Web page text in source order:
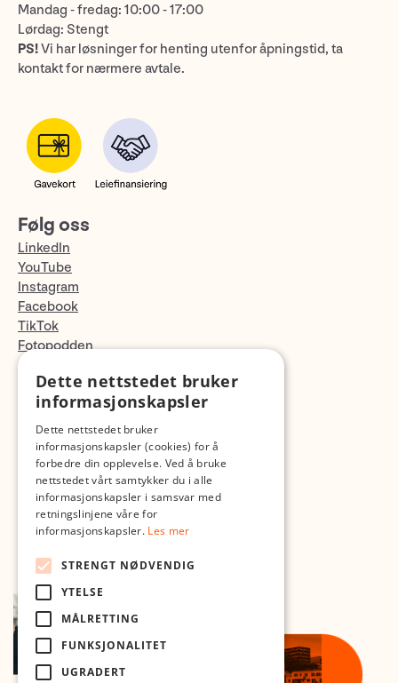
Mandag - fredag: 10:00 - 17:00
Lørdag: Stengt
PS!Vi har løsninger for henting utenfor åpningstid, ta
kontakt for nærmere avtale.
Følg oss
LinkedIn
YouTube
Instagram
Facebook
TikTok
Fotopodden
Med forbehold om skrive- og lagerfeil
Dette nettstedet bruker
informasjonskapsler
Dette nettstedet bruker
informasjonskapsler (cookies) for å
forbedre din opplevelse. Ved å bruke
nettstedet vårt samtykker du i alle
informasjonskapsler i samsvar med
retningslinjene våre for
informasjonskapsler. Les mer
STRENGT NØDVENDIG
YTELSE
MÅLRETTING
FUNKSJONALITET
UGRADERT